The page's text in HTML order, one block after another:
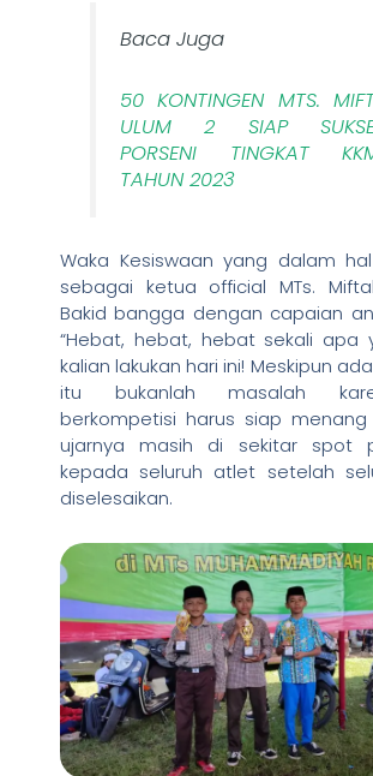
Baca Juga
50 KONTINGEN MTS.
ULUM 2 SIAP
PORSENI TINGKAT
TAHUN 2023
Waka Kesiswaan yang dalam
sebagai ketua official MTs.
Bakid bangga dengan capaian
“Hebat, hebat, hebat sekali apa
kalian lakukan hari ini! Meskipun
itu bukanlah masalah
berkompetisi harus siap menang
ujarnya masih di sekitar spot
kepada seluruh atlet setelah
diselesaikan.